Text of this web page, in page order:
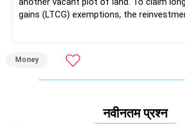
gains (LTCG) exemptions, the
be made into a residential house
Assuming it is acquired after March
be 1931118 which does not appear
calculations https://
Money
नवीनतम प्रश्न